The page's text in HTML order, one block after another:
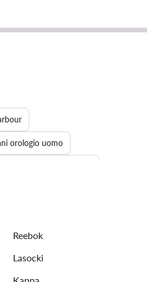
orologio uomo
Reebok
Lasocki
Kappa